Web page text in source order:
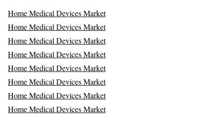
Home Medical Devices Market
Home Medical Devices Market
Home Medical Devices Market
Home Medical Devices Market
Home Medical Devices Market
Home Medical Devices Market
Home Medical Devices Market
Home Medical Devices Market